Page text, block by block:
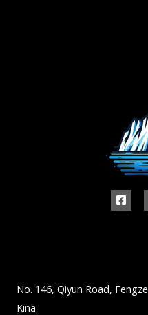
No. 146, Qiyun Road,
Kina